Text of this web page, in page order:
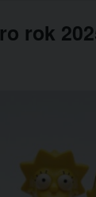
rok